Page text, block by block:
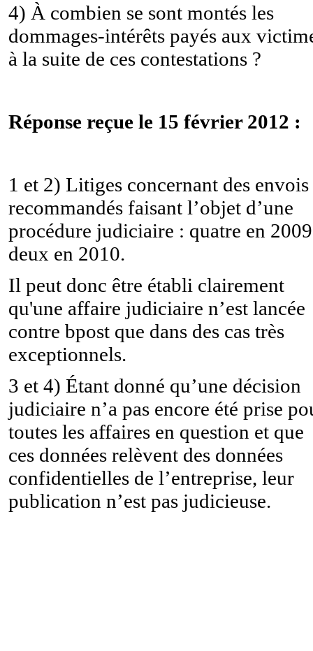
4) À combien se sont montés les
dommages-intérêts payés aux
à la suite de ces contestations ?
Réponse reçue le 15 février 2012 :
1 et 2) Litiges concernant des envois
recommandés faisant l’objet d’une
procédure judiciaire : quatre en
deux en 2010.
Il peut donc être établi clairement
qu'une affaire judiciaire n’est lancée
contre bpost que dans des cas très
exceptionnels.
3 et 4) Étant donné qu’une décision
judiciaire n’a pas encore été prise
toutes les affaires en question et que
ces données relèvent des données
confidentielles de l’entreprise, leur
publication n’est pas judicieuse.